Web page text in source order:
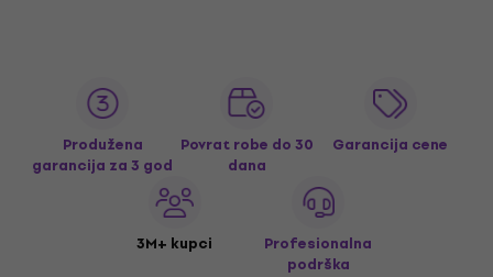
Produžena
garancija za 3 god
Povrat robe do 30
dana
Garancija cene
3M+ kupci
Profesionalna
podrška